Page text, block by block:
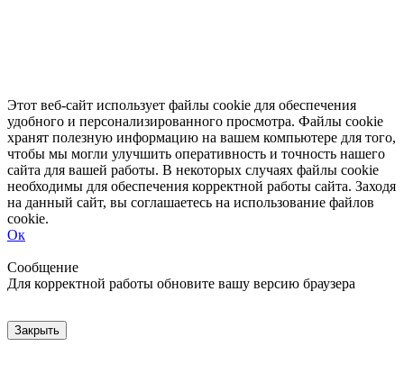
Этот веб-сайт использует файлы cookie для обеспечения
удобного и персонализированного просмотра. Файлы cookie
хранят полезную информацию на вашем компьютере для того,
чтобы мы могли улучшить оперативность и точность нашего
сайта для вашей работы. В некоторых случаях файлы cookie
необходимы для обеспечения корректной работы сайта. Заходя
на данный сайт, вы соглашаетесь на использование файлов
cookie.
Ок
Сообщение
Для корректной работы обновите вашу версию браузера
Закрыть